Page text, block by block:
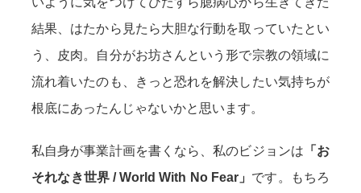
結果、はたから見たら大胆な行動を取っていたとい
う、皮肉。自分がお坊さんという形で宗教の領域に
流れ着いたのも、きっと恐れを解決したい気持ちが
根底にあったんじゃないかと思います。
私自身が事業計画を書くなら、私のビジョンは 「お
それなき世界 / World With No Fear」 です。もちろ